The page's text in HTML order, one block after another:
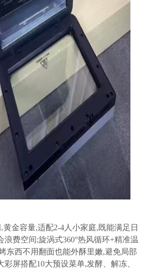
黄金容量,适配2-4人小家庭,既能满足日
浪费空间;旋涡式360°热风循环+精准温
东西不用翻面也能外酥里嫩,避免局部
彩屏搭配10大预设菜单,发酵、解冻、